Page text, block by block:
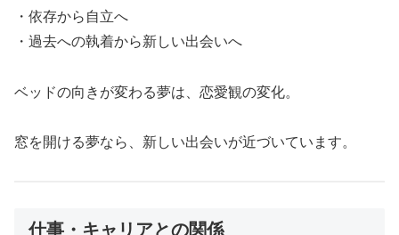
・依存から自立へ
・過去への執着から新しい出会いへ
ベッドの向きが変わる夢は、恋愛観の変化。
窓を開ける夢なら、新しい出会いが近づいています。
仕事・キャリアとの関係